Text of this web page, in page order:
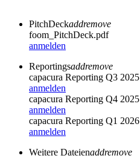
PitchDeckaddremove
foom_PitchDeck.pdf
anmelden
Reportingsaddremove
capacura Reporting Q3 2025
anmelden
capacura Reporting Q4 2025
anmelden
capacura Reporting Q1 2026
anmelden
Weitere Dateienaddremove